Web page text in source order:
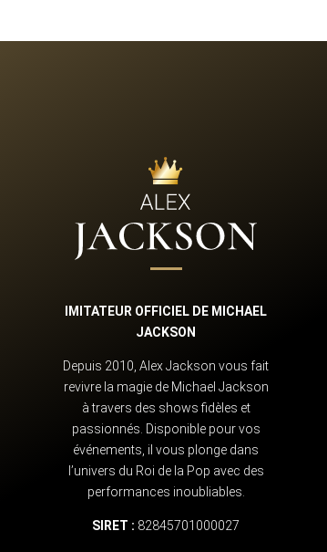
IMITATEUR OFFICIEL DE MICHAEL
JACKSON
Depuis 2010, Alex Jackson vous fait
revivre la magie de Michael Jackson
à travers des shows fidèles et
passionnés. Disponible pour vos
événements, il vous plonge dans
l’univers du Roi de la Pop avec des
performances inoubliables.
SIRET : 82845701000027